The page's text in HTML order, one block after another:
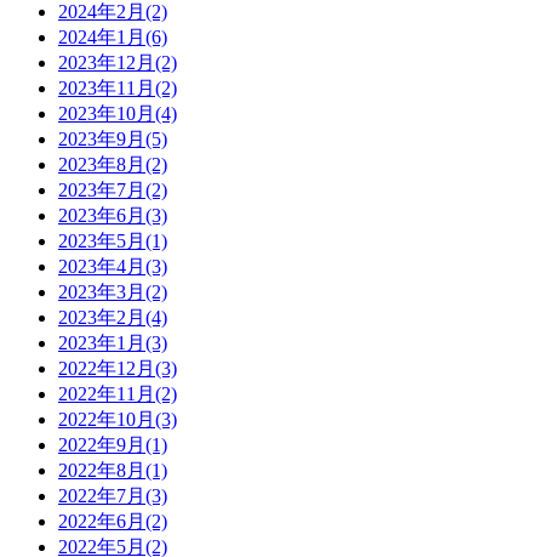
2024年2月(2)
2024年1月(6)
2023年12月(2)
2023年11月(2)
2023年10月(4)
2023年9月(5)
2023年8月(2)
2023年7月(2)
2023年6月(3)
2023年5月(1)
2023年4月(3)
2023年3月(2)
2023年2月(4)
2023年1月(3)
2022年12月(3)
2022年11月(2)
2022年10月(3)
2022年9月(1)
2022年8月(1)
2022年7月(3)
2022年6月(2)
2022年5月(2)